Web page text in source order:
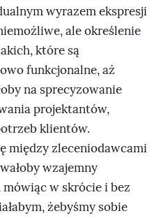
wyrazem ekspresji
ale określenie
które są
funkcjonalne, aż
na sprecyzowanie
projektantów,
klientów.
między zleceniodawcami
wzajemny
w skrócie i bez
żebyśmy sobie